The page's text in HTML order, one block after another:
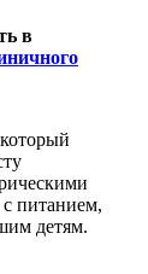
в
с питанием,
детям.